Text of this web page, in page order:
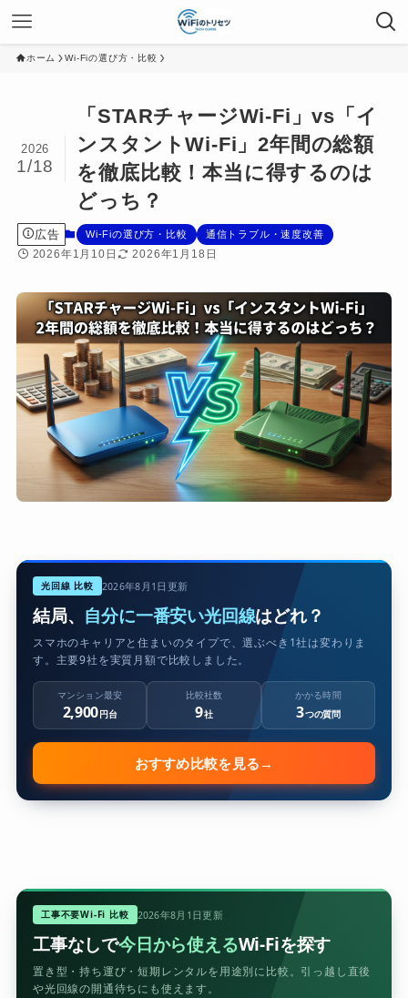
ホーム Wi-Fiの選び方・比較
「STARチャージWi-Fi」vs「イ
ンスタントWi-Fi」2年間の総額
を徹底比較！本当に得するのは
どっち？
2026
1/18
広告 Wi-Fiの選び方・比較 通信トラブル・速度改善
2026年1月10日 2026年1月18日
光回線 比較 2026年8月1日更新
結局、 自分に一番安い光回線はどれ？
スマホのキャリアと住まいのタイプで、選ぶべき1社は変わりま
す。主要9社を実質月額で比較しました。
マンション最安
2,900円台
比較社数
9社
かかる時間
3つの質問
おすすめ比較を見る →
工事不要Wi-Fi 比較 2026年8月1日更新
工事なしで今日から使えるWi-Fiを探す
置き型・持ち運び・短期レンタルを用途別に比較。引っ越し直後
や光回線の開通待ちにも使えます。